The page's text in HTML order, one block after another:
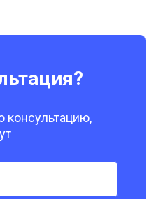
консультацию,